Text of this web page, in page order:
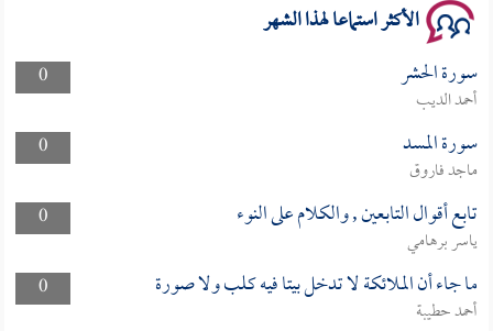
الأكثر استماعا لهذا الشهر
0 سورة الحشر
أحمد الديب
0
سورة المسد
ماجد فاروق
0
تابع أقوال التابعين , والكلام على النوء
ياسر برهامي
0
ما جاء أن الملائكة لا تدخل بيتا فيه كلب ولا صورة
أحمد حطيبة